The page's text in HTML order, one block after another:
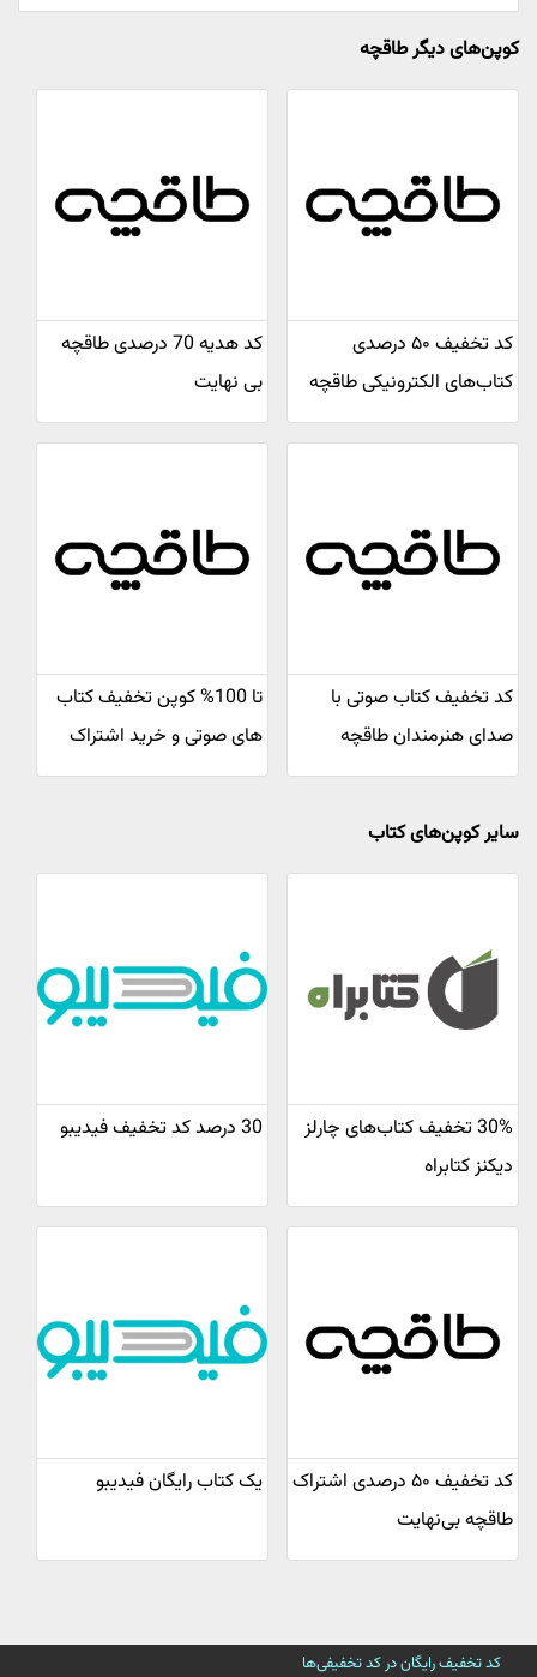
کوپن‌های دیگر طاقچه
کد تخفیف ۵۰ درصدی
کتاب‌های الکترونیکی طاقچه
کد هدیه 70 درصدی طاقچه
بی نهایت
کد تخفیف کتاب صوتی با
صدای هنرمندان طاقچه
تا 100% کوپن تخفیف کتاب
های صوتی و خرید اشتراک
سایر کوپن‌های کتاب
30% تخفیف کتاب‌های چارلز
دیکنز کتابراه
30 درصد کد تخفیف فیدیبو
کد تخفیف ۵۰ درصدی اشتراک
طاقچه بی‌نهایت
یک کتاب رایگان فیدیبو
کد تخفیف رایگان در کد تخفیفی‌ها